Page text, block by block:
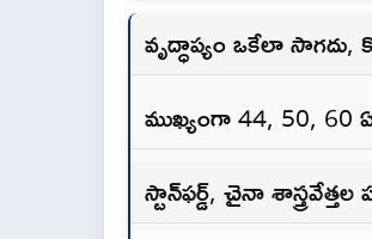
వృద్ధాప్యం ఒకేలా సాగదు,
ముఖ్యంగా 44, 50, 60
స్టాన్‌ఫర్డ్, చైనా